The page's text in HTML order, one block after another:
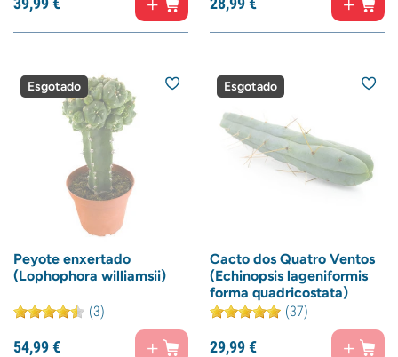
Esgotado
Peyote enxertado
(Lophophora williamsii)
(3)
54,99€
Esgotado
Cacto dos Quatro Ventos
(Echinopsis lageniformis
forma quadricostata)
(37)
29,99€